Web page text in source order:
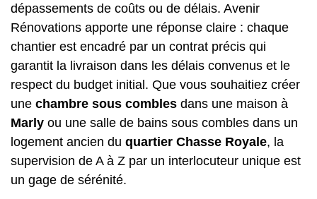
dépassements de coûts ou de délais. Avenir
Rénovations apporte une réponse claire : chaque
chantier est encadré par un contrat précis qui
garantit la livraison dans les délais convenus et le
respect du budget initial. Que vous souhaitiez créer
une chambre sous combles dans une maison à
Marly ou une salle de bains sous combles dans un
logement ancien du quartier Chasse Royale, la
supervision de A à Z par un interlocuteur unique est
un gage de sérénité.